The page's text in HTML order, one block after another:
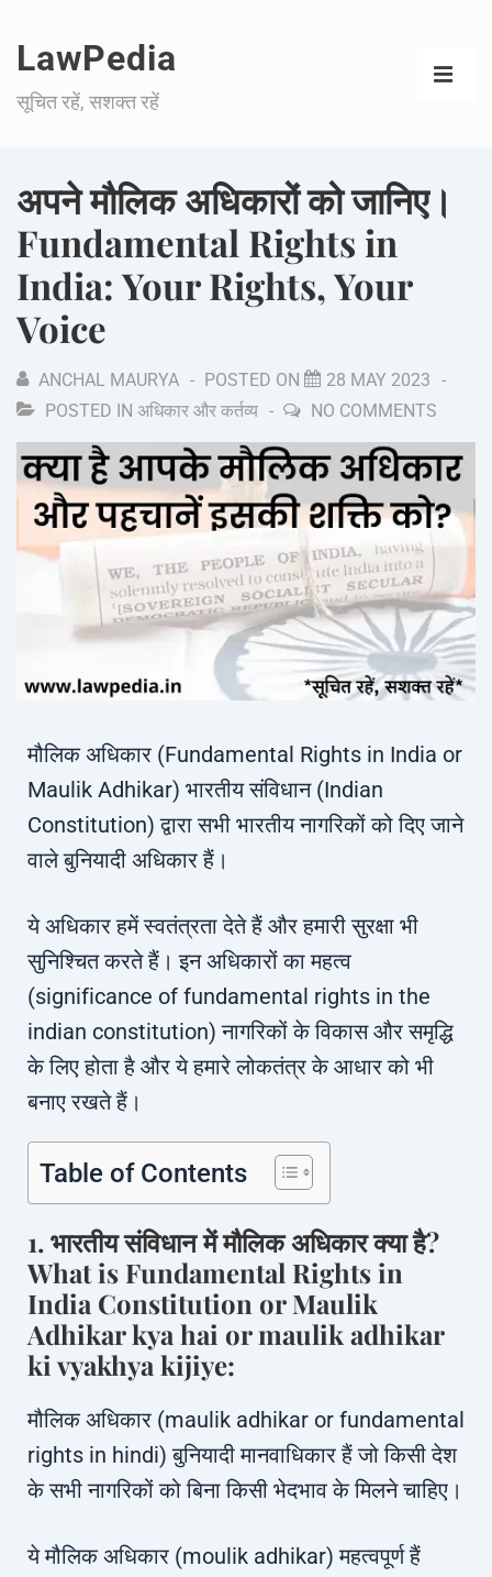
LawPedia
सूचित रहें, सशक्त रहें
अपने मौलिक अधिकारों को जानिए।
Fundamental Rights in
India: Your Rights, Your
Voice
ANCHAL MAURYA POSTED ON
28 MAY 2023
POSTED IN अधिकार और कर्तव्य NO COMMENTS
मौलिक अधिकार (Fundamental Rights in India or
Maulik Adhikar) भारतीय संविधान (Indian
Constitution) द्वारा सभी भारतीय नागरिकों को दिए जाने
वाले बुनियादी अधिकार हैं।
ये अधिकार हमें स्वतंत्रता देते हैं और हमारी सुरक्षा भी
सुनिश्चित करते हैं। इन अधिकारों का महत्व
(significance of fundamental rights in the
indian constitution) नागरिकों के विकास और समृद्धि
के लिए होता है और ये हमारे लोकतंत्र के आधार को भी
बनाए रखते हैं।
Table of Contents
1. भारतीय संविधान में मौलिक अधिकार क्या है?
What is Fundamental Rights in
India Constitution or Maulik
Adhikar kya hai or maulik adhikar
ki vyakhya kijiye:
मौलिक अधिकार (maulik adhikar or fundamental
rights in hindi) बुनियादी मानवाधिकार हैं जो किसी देश
के सभी नागरिकों को बिना किसी भेदभाव के मिलने चाहिए।
ये मौलिक अधिकार (moulik adhikar) महत्वपूर्ण हैं